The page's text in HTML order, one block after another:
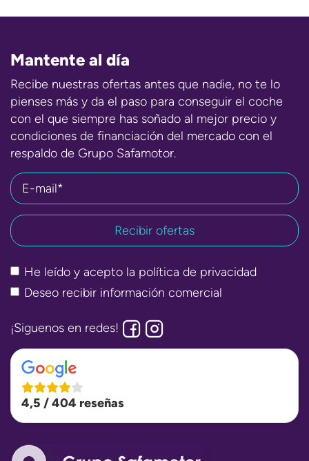
Mantente al día
Recibe nuestras ofertas antes que nadie, no te lo
pienses más y da el paso para conseguir el coche
con el que siempre has soñado al mejor precio y
condiciones de financiación del mercado con el
respaldo de Grupo Safamotor.
E-mail*
He leído y acepto la política de privacidad
Deseo recibir información comercial
¡Siguenos en redes!
4,5 / 404 reseñas